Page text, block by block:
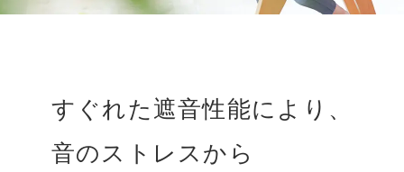
すぐれた遮音性能により、
音のストレスから